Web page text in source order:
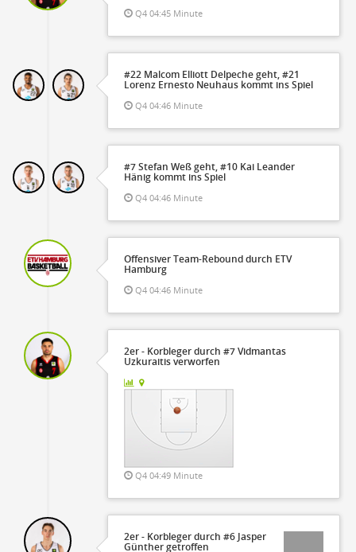
Q4 04:45 Minute
#22 Malcom Elliott Delpeche geht, #21
Lorenz Ernesto Neuhaus kommt ins Spiel
Q4 04:46 Minute
#7 Stefan Weß geht, #10 Kai Leander
Hänig kommt ins Spiel
Q4 04:46 Minute
Offensiver Team-Rebound durch ETV
Hamburg
Q4 04:46 Minute
2er - Korbleger durch #7 Vidmantas
Uzkuraitis verworfen
Q4 04:49 Minute
2er - Korbleger durch #6 Jasper
Günther getroffen